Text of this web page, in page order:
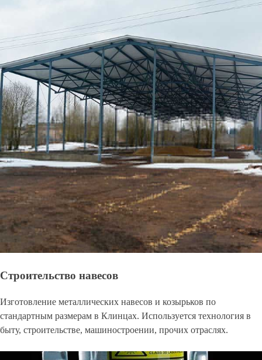
Строительство навесов
Изготовление металлических навесов и козырьков по
стандартным размерам в Клинцах. Используется технология в
быту, строительстве, машиностроении, прочих отраслях.